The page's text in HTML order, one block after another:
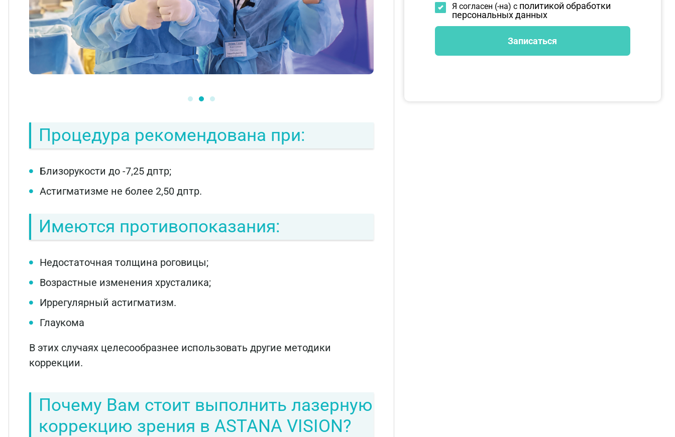
Процедура рекомендована при:
Близорукости до -7,25 дптр;
Астигматизме не более 2,50 дптр.
Имеются противопоказания:
Недостаточная толщина роговицы;
Возрастные изменения хрусталика;
Иррегулярный астигматизм.
Глаукома
В этих случаях целесообразнее использовать другие методики
коррекции.
Почему Вам стоит выполнить лазерную
коррекцию зрения в ASTANA VISION?
Я согласен (-на) с политикой обработки
персональных данных